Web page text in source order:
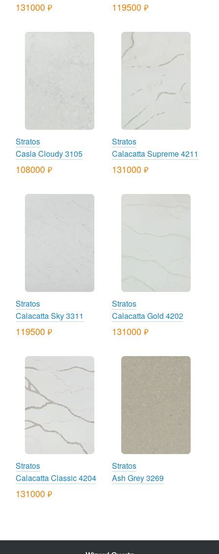
131000руб. 119500 руб.
Stratos
Casla Cloudy 3105
108000руб.
Stratos
Calacatta Supreme 4211
131000 руб.
Stratos
Calacatta Sky 3311
119500руб.
Stratos
Calacatta Gold 4202
131000 руб.
Stratos
Calacatta Classic 4204
131000руб.
Stratos
Ash Grey 3269